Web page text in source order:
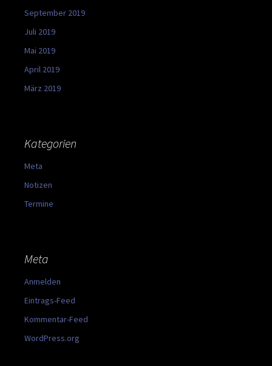
September 2019
Juli 2019
Mai 2019
April 2019
März 2019
Kategorien
Meta
Notizen
Termine
Meta
Anmelden
Eintrags-Feed
Kommentar-Feed
WordPress.org